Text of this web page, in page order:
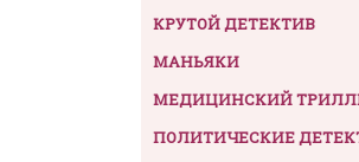
КРУТОЙ ДЕТЕКТИВ
МАНЬЯКИ
МЕДИЦИНСКИЙ
ПОЛИТИЧЕСКИЕ